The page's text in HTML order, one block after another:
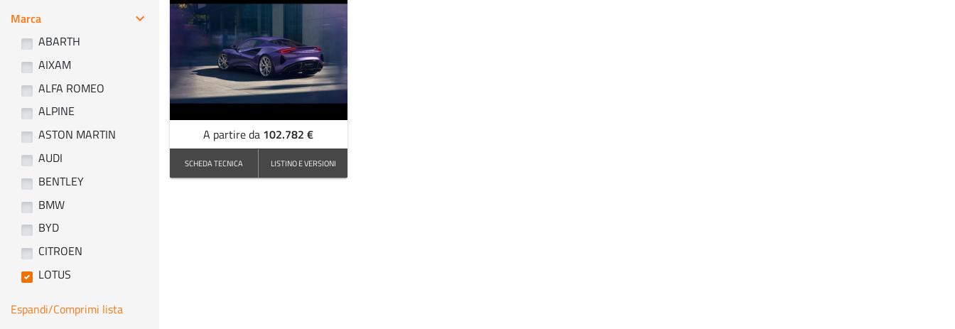
Marca keyboard_arrow_right
ABARTH
AIXAM
ALFA ROMEO
ALPINE
ASTON MARTIN
AUDI
BENTLEY
BMW
BYD
CITROEN
LOTUS
Espandi/Comprimi lista
A partire da 102.782 €
SCHEDA TECNICA LISTINO E VERSIONI